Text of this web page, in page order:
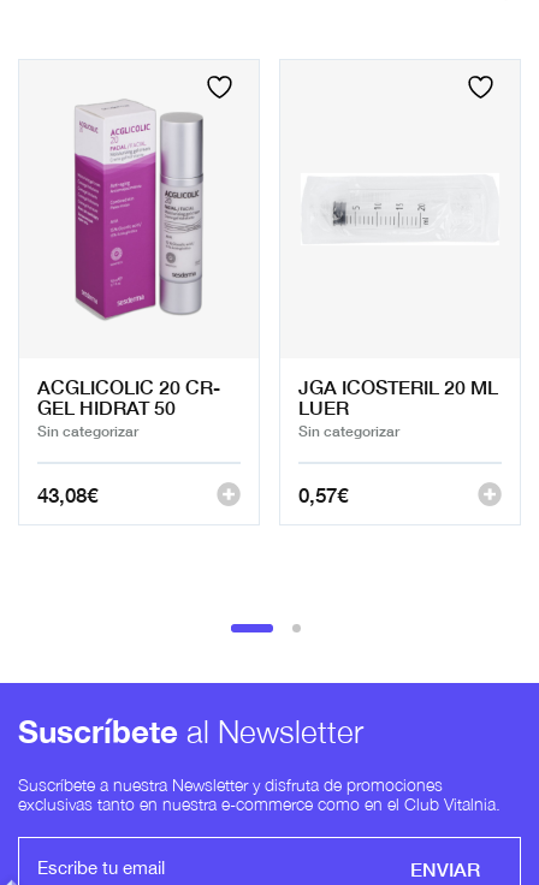
ACGLICOLIC 20 CR-
GEL HIDRAT 50
Sin categorizar
43,08€
JGA ICOSTERIL 20 ML
LUER
Sin categorizar
0,57€
Suscríbete al Newsletter
Suscríbete a nuestra Newsletter y disfruta de promociones
exclusivas tanto en nuestra e-commerce como en el Club Vitalnia.
ENVIAR